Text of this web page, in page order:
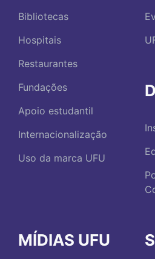
Bibliotecas
Hospitais
Restaurantes
Fundações
Apoio estudantil
Internacionalização
Uso da marca UFU
MÍDIAS UFU